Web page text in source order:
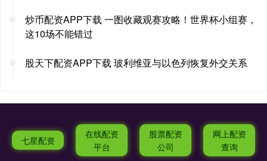
炒币配资APP下载 一图收藏观赛攻略！世界杯小组赛，
这10场不能错过
股天下配资APP下载 玻利维亚与以色列恢复外交关系
七星配资
在线配资
平台
股票配资
公司
网上配资
查询